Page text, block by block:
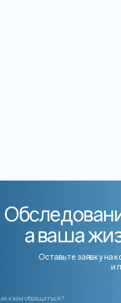
а ваша
Оставьте заявку на
и
к вам обращаться?